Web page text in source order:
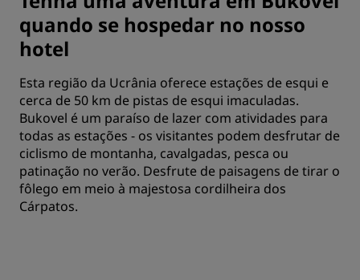
quando se hospedar no nosso
hotel
Esta região da Ucrânia oferece estações de esqui e
cerca de 50 km de pistas de esqui imaculadas.
Bukovel é um paraíso de lazer com atividades para
todas as estações - os visitantes podem desfrutar de
ciclismo de montanha, cavalgadas, pesca ou
patinação no verão. Desfrute de paisagens de tirar o
fôlego em meio à majestosa cordilheira dos
Cárpatos.